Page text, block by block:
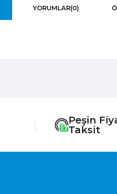
YORUMLAR(0)
Peşin
Taksit